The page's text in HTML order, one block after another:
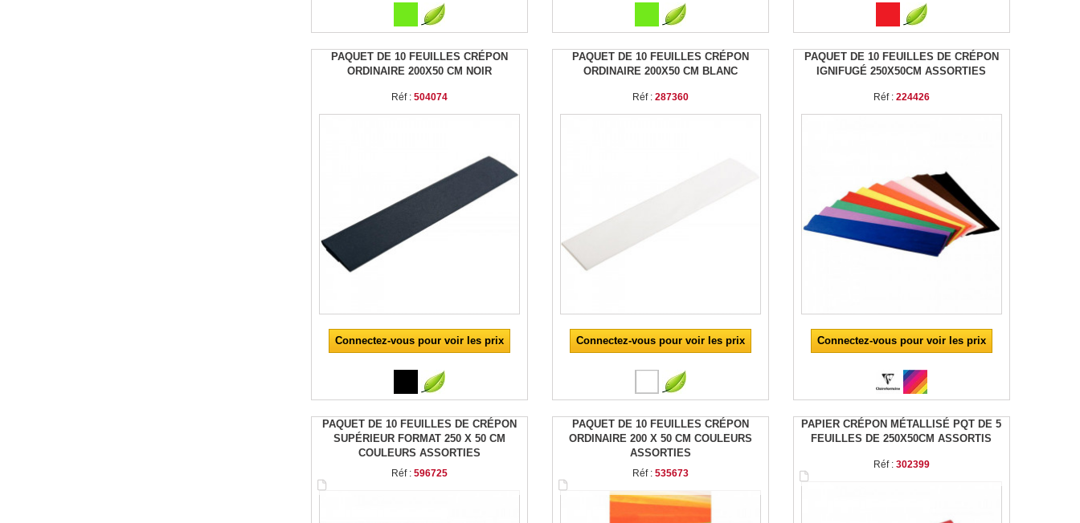
PAQUET DE 10 FEUILLES CRÉPON
ORDINAIRE 200X50 CM NOIR
Réf : 504074
Connectez-vous pour voir les prix
PAQUET DE 10 FEUILLES CRÉPON
ORDINAIRE 200X50 CM BLANC
Réf : 287360
Connectez-vous pour voir les prix
PAQUET DE 10 FEUILLES DE CRÉPON
IGNIFUGÉ 250X50CM ASSORTIES
Réf : 224426
Connectez-vous pour voir les prix
PAQUET DE 10 FEUILLES DE CRÉPON
SUPÉRIEUR FORMAT 250 X 50 CM
COULEURS ASSORTIES
Réf : 596725
PAQUET DE 10 FEUILLES CRÉPON
ORDINAIRE 200 X 50 CM COULEURS
ASSORTIES
Réf : 535673
PAPIER CRÉPON MÉTALLISÉ PQT DE 5
FEUILLES DE 250X50CM ASSORTIS
Réf : 302399